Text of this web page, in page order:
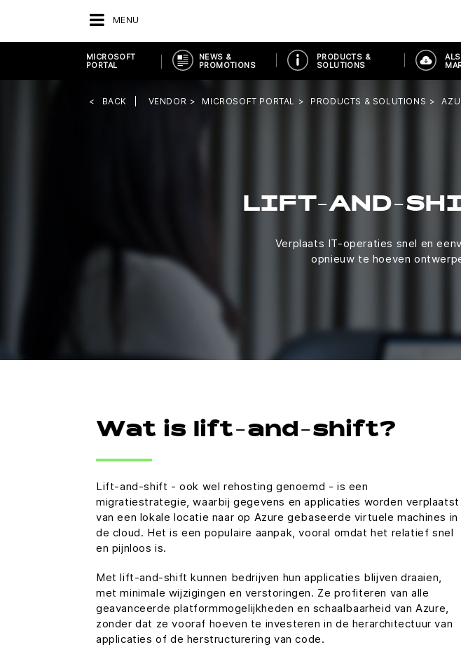
MENU
MICROSOFT
PORTAL
NEWS &
PROMOTIONS
PRODUCTS &
SOLUTIONS
BACK VENDOR MICROSOFT PORTAL PRODUCTS & SOLUTIONS
LIFT-AND-
Verplaats IT-operaties snel en
opnieuw te hoeven
Wat is lift-and-shift?
Lift-and-shift - ook wel rehosting genoemd - is een
migratiestrategie, waarbij gegevens en applicaties worden verplaatst
van een lokale locatie naar op Azure gebaseerde virtuele machines in
de cloud. Het is een populaire aanpak, vooral omdat het relatief snel
en pijnloos is.
Met lift-and-shift kunnen bedrijven hun applicaties blijven draaien,
met minimale wijzigingen en verstoringen. Ze profiteren van alle
geavanceerde platformmogelijkheden en schaalbaarheid van Azure,
zonder dat ze vooraf hoeven te investeren in de herarchitectuur van
applicaties of de herstructurering van code.